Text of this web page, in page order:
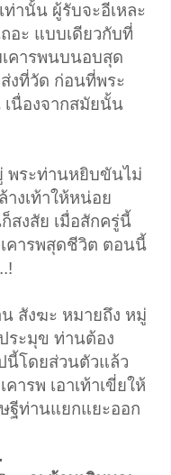
านั้น ผู้รับจะอีเหละ
อะ แบบเดียวกับที่
คารพนบนอบสุด
งที่วัด ก่อนที่พระ
นื่องจากสมัยนั้น
พระท่านหยิบขันไม่
งเท้าให้หน่อย
ก็สงสัย เมื่อสักครู่นี้
คารพสุดชีวิต ตอนนี้
สังฆะ หมายถึง หมู่
ระมุข ท่านต้อง
นี้โดยส่วนตัวแล้ว
ารพ เอาเท้าเขี่ยให้
ษฐีท่านแยกแยะออก